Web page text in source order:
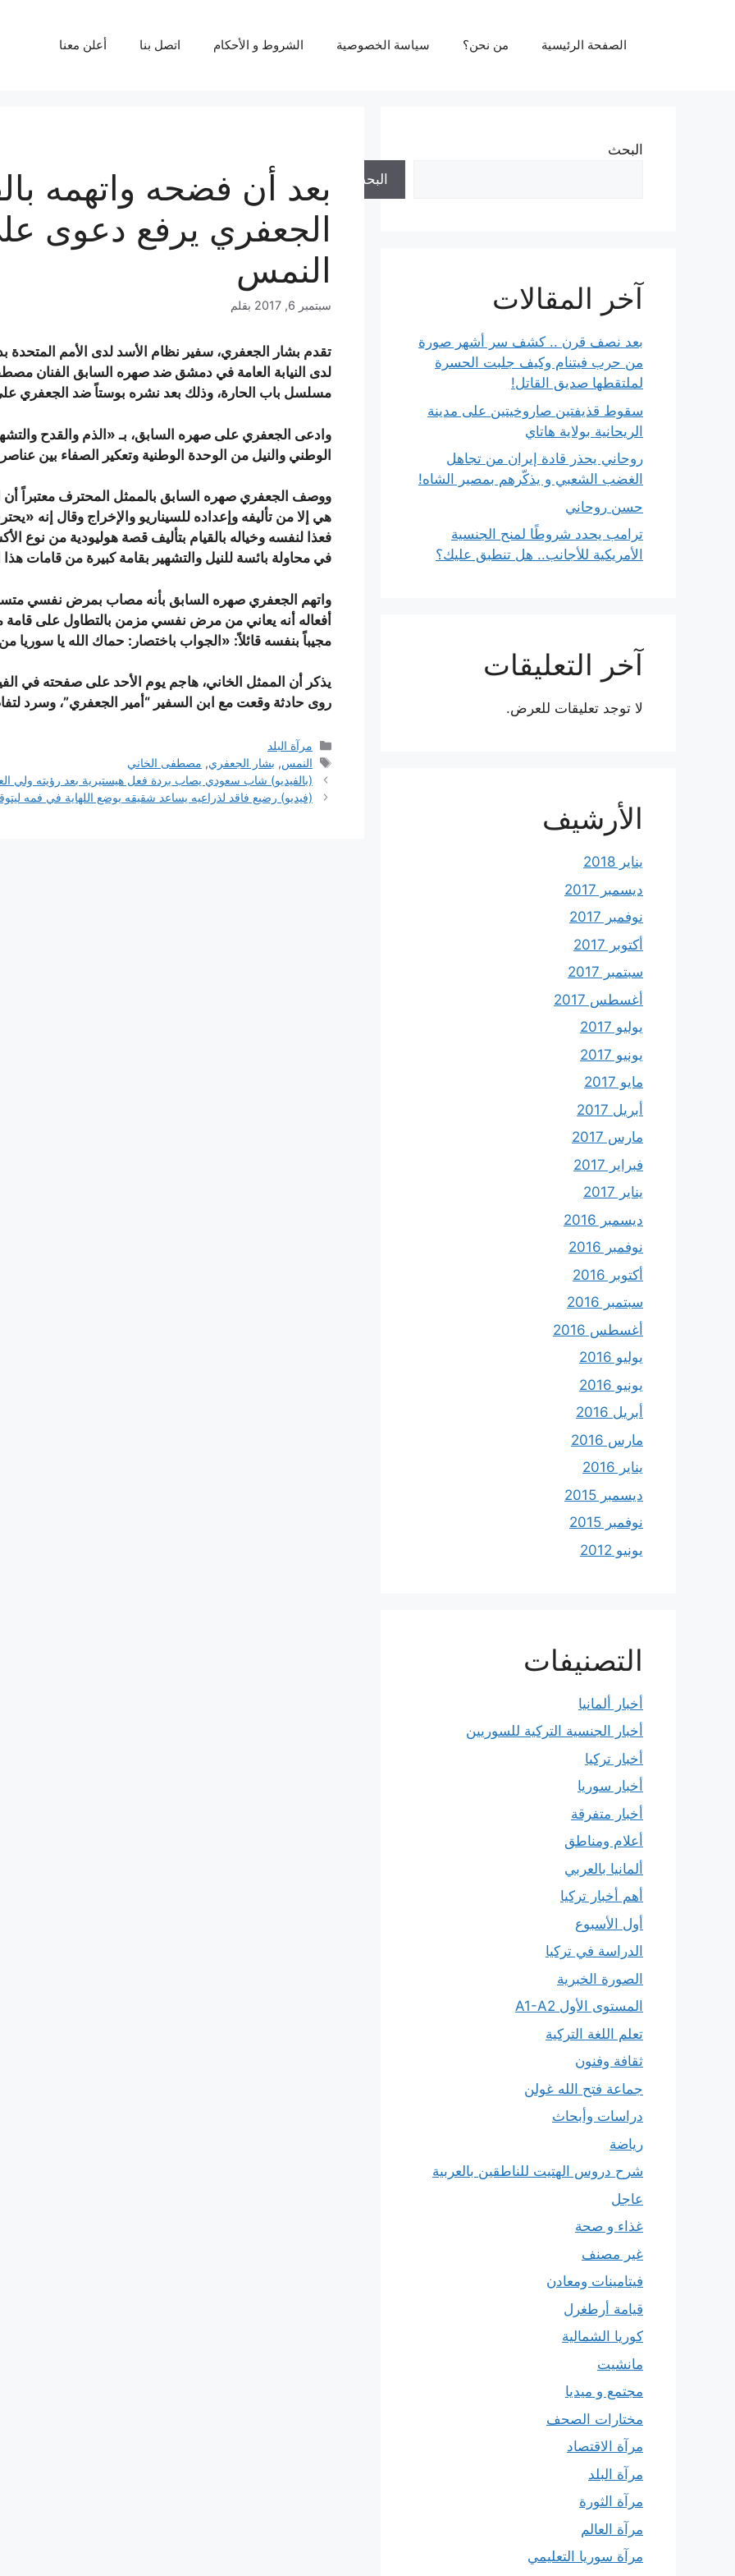
الصفحة الرئيسية من نحن؟ سياسة الخصوصية الشروط و الأحكام اتصل بنا أعلن معنا
بعد أن فضحه واتهمه
الجعفري يرفع دعوى
النمس
سبتمبر 6, 2017 بقلم
لدى النيابة العامة في دمشق ضد صهره السابق الفنان
مسلسل باب الحارة، وذلك بعد نشره بوستاً ضد الجعفري
وادعى الجعفري على صهره السابق، بـ «الذم والقدح
الوطني والنيل من الوحدة الوطنية وتعكير الصفاء بين
ووصف الجعفري صهره السابق بالممثل المحترف معتبراً
هي إلا من تأليفه وإعداده للسيناريو والإخراج وقال إنه
فعذا لنفسه وخياله بالقيام بتأليف قصة هوليودية من نوع
في محاولة بائسة للنيل والتشهير بقامة كبيرة من قامات
واتهم الجعفري صهره السابق بأنه مصاب بمرض نفسي
أفعاله أنه يعاني من مرض نفسي مزمن بالتطاول على
مجيباً بنفسه قائلاً: «الجواب باختصار: حماك الله يا سوريا
يذكر أن الممثل الخاني، هاجم يوم الأحد على صفحته في
روى حادثة وقعت مع ابن السفير “أمير الجعفري”، وسرد
التصنيفات
مرآة البلد
الوسوم
النمس, بشار الجعفري, مصطفى الخاني
(بالفيديو) شاب سعودي يصاب بردة فعل هيستيرية بعد رؤيته ولي
(فيديو) رضيع فاقد لذراعيه يساعد شقيقه بوضع اللهاية في فمه
البحث
البحث
آخر المقالات
بعد نصف قرن .. كشف سر أشهر صورة
من حرب فيتنام وكيف جلبت الحسرة
لملتقطها صديق القاتل!
سقوط قذيفتين صاروخيتين على مدينة
الريحانية بولاية هاتاي
روحاني يحذر قادة إيران من تجاهل
الغضب الشعبي و يذكّرهم بمصير الشاه!
حسن روحاني
ترامب يحدد شروطًا لمنح الجنسية
الأمريكية للأجانب.. هل تنطبق عليك؟
آخر التعليقات
لا توجد تعليقات للعرض.
الأرشيف
يناير 2018
ديسمبر 2017
نوفمبر 2017
أكتوبر 2017
سبتمبر 2017
أغسطس 2017
يوليو 2017
يونيو 2017
مايو 2017
أبريل 2017
مارس 2017
فبراير 2017
يناير 2017
ديسمبر 2016
نوفمبر 2016
أكتوبر 2016
سبتمبر 2016
أغسطس 2016
يوليو 2016
يونيو 2016
أبريل 2016
مارس 2016
يناير 2016
ديسمبر 2015
نوفمبر 2015
يونيو 2012
التصنيفات
أخبار ألمانيا
أخبار الجنسية التركية للسوريين
أخبار تركيا
أخبار سوريا
أخبار متفرقة
أعلام ومناطق
ألمانيا بالعربي
أهم أخبار تركيا
أول الأسبوع
الدراسة في تركيا
الصورة الخبرية
المستوى الأول A1-A2
تعلم اللغة التركية
ثقافة وفنون
جماعة فتح الله غولن
دراسات وأبحاث
رياضة
شرح دروس الهتيت للناطقين بالعربية
عاجل
غذاء و صحة
غير مصنف
فيتامينات ومعادن
قيامة أرطغرل
كوريا الشمالية
مانشيت
مجتمع و ميديا
مختارات الصحف
مرآة الاقتصاد
مرآة البلد
مرآة الثورة
مرآة العالم
مرآة سوريا التعليمي